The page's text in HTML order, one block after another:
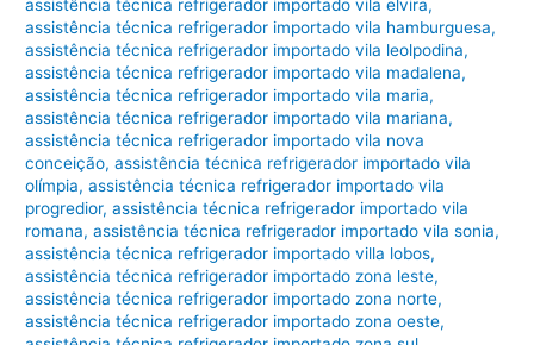
assistência técnica refrigerador importado vila elvira,
assistência técnica refrigerador importado vila hamburguesa,
assistência técnica refrigerador importado vila leolpodina,
assistência técnica refrigerador importado vila madalena,
assistência técnica refrigerador importado vila maria,
assistência técnica refrigerador importado vila mariana,
assistência técnica refrigerador importado vila nova
conceição,assistência técnica refrigerador importado vila
olímpia,assistência técnica refrigerador importado vila
progredior,assistência técnica refrigerador importado vila
romana,assistência técnica refrigerador importado vila sonia,
assistência técnica refrigerador importado villa lobos,
assistência técnica refrigerador importado zona leste,
assistência técnica refrigerador importado zona norte,
assistência técnica refrigerador importado zona oeste,